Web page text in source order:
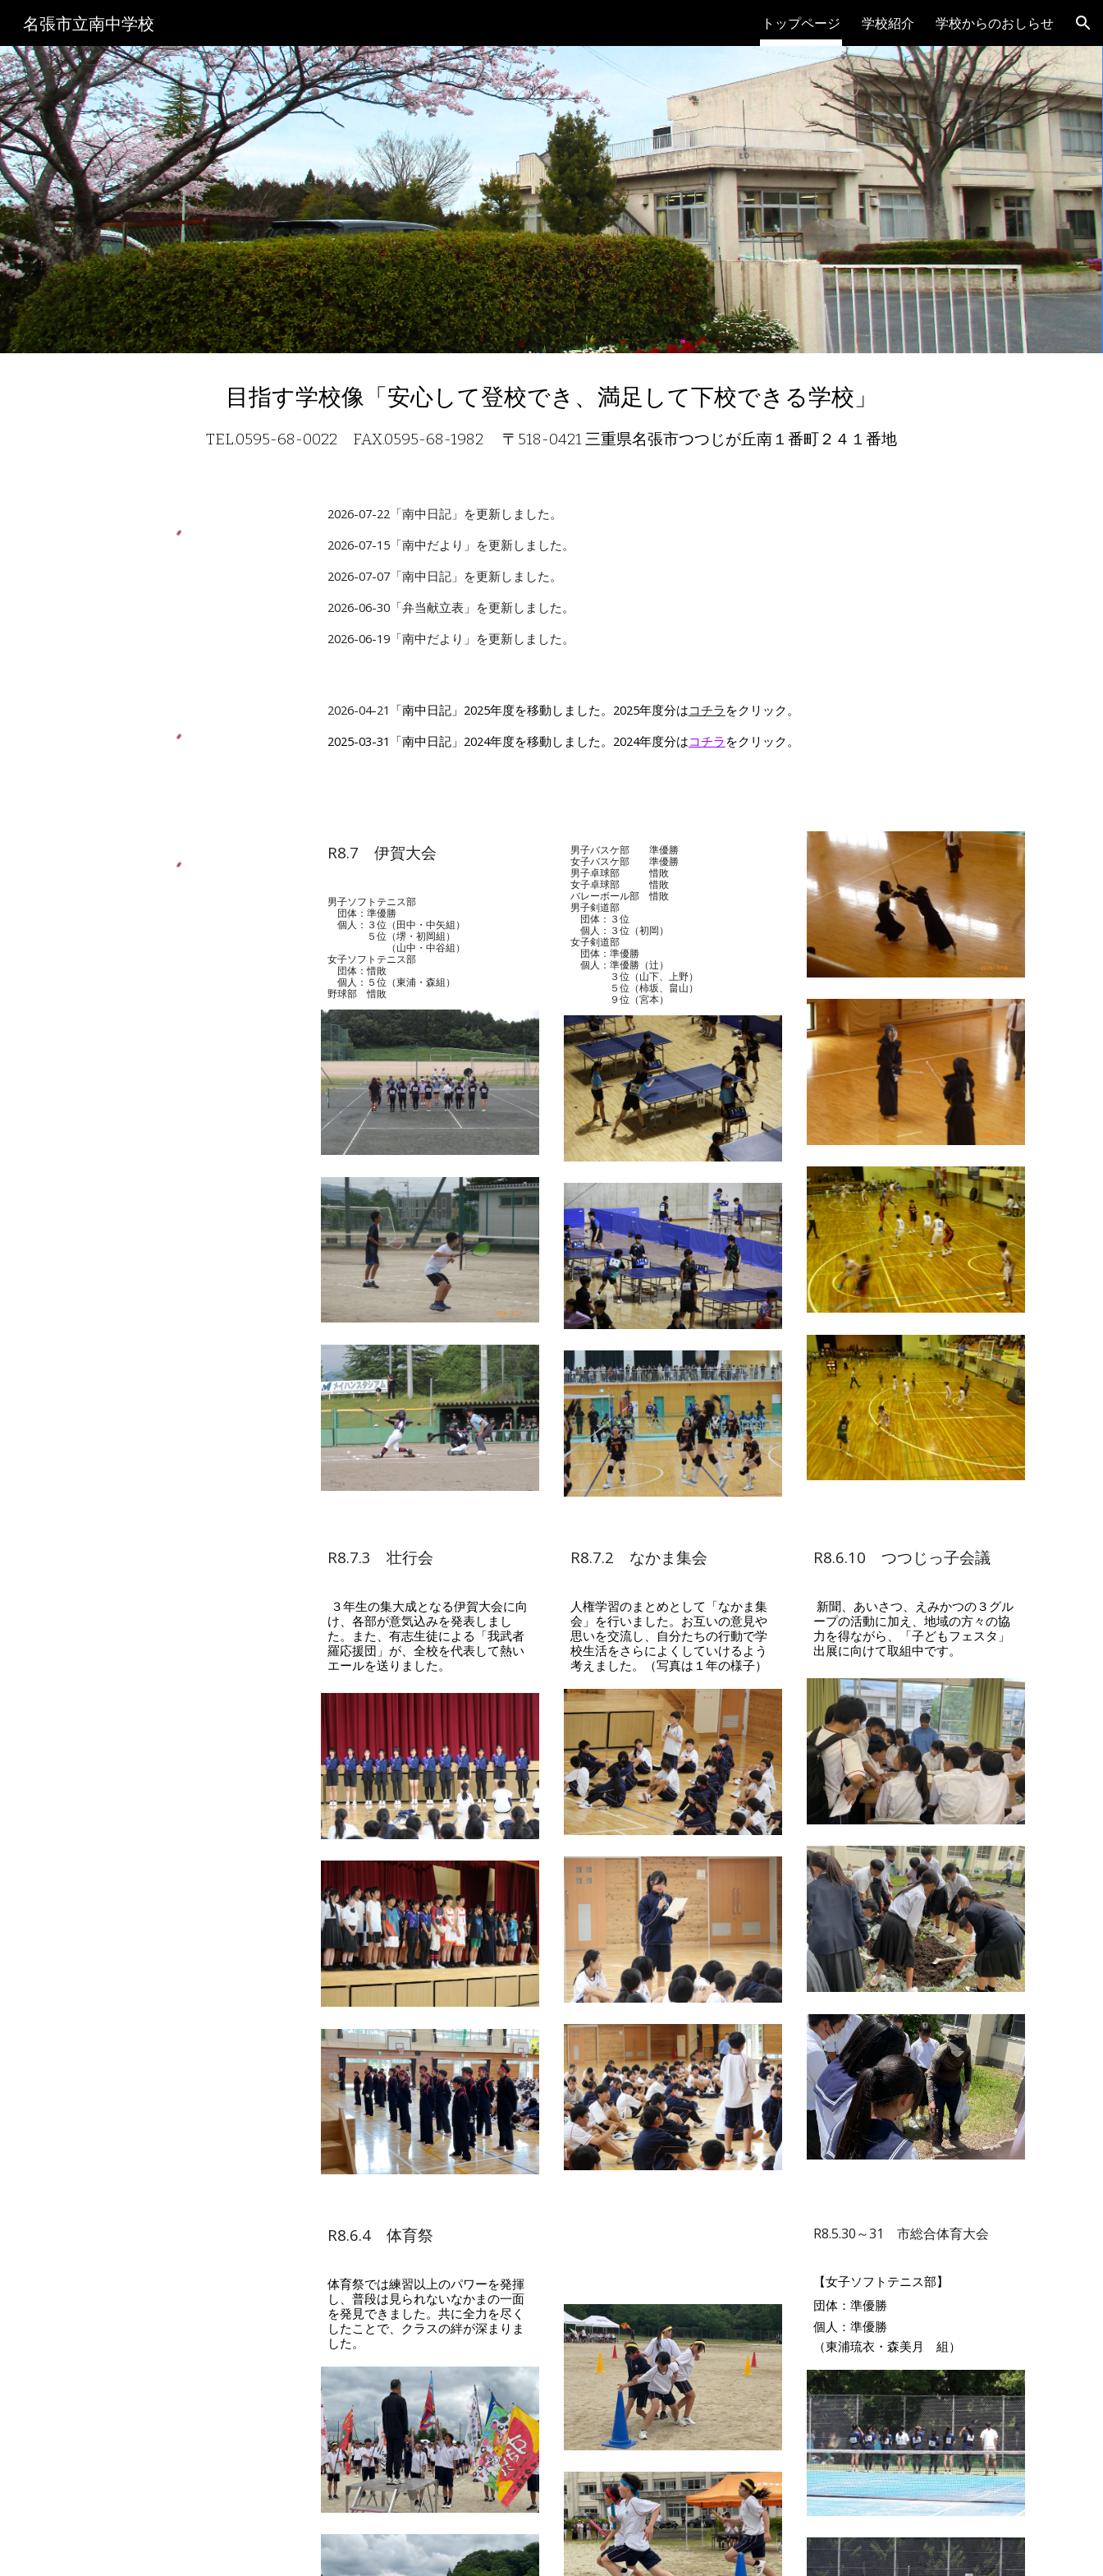
名張市立南中学校 トップページ 学校紹介 学校からのおしらせ
目指す学校像「安心して登校でき、満足して下校できる学校」
TEL.0595-68-0022 FAX.0595-68-1982 〒518-0421 三重県名張市つつじが丘南１番町２４１番地
2026-07-22「南中日記」を更新しました。
2026-07-15「南中だより 」を更新しました。
2026-07-07「南中日記」を更新しました。
2026-06-30「弁当献立表」を更新しました。
2026-06-19「南中だより 」を更新しました。
2026-04-21 「南中日記」2025年度を移動しました。2025年度分はコチラ をクリック。
2025-03-31「南中日記」2024年度を移動しました。2024年度分はコチラ をクリック。
R8.7 伊賀大会
男子ソフトテニス部
団体：準優勝
個人：３位（田中・中矢組）
５位（堺・初岡組）
（山中・中谷組）
女子ソフトテニス部
団体：惜敗
個人：５位（東浦・森組）
野球部 惜敗
男子バスケ部 準優勝
女子バスケ部 準優勝
男子卓球部 惜敗
女子卓球部 惜敗
バレーボール部 惜敗
男子剣道部
団体：３位
個人：３位（初岡）
女子剣道部
団体：準優勝
個人： 準優勝（辻）
３位（山下、上野）
５位（柿坂、畠山）
９位（宮本）
R8.7.3 壮行会
３年生の集大成となる伊賀大会に向
け、各部が意気込みを発表しまし
た。また、有志生徒による「我武者
羅応援団」が、全校を代表して熱い
エールを送りました。
R8.7.2 なかま集会
人権学習のまとめとして「なかま集
会」を行いました。お互いの意見や
思いを交流し、自分たちの行動で学
校生活をさらによくしていけるよう
考えました 。（写真は１年の様子）
R8.6.10 つつじっ子会議
新聞、あいさつ、えみかつの３グル
ープの活動に加え、地域の方々の協
力を得ながら、「子どもフェスタ」
出展に向けて取組中です。
R8.6.4 体育祭
体育祭では練習以上のパワーを発揮
し、普段は見られないなかまの一面
を発見できました。共に全力を尽く
したことで、クラスの絆が深まりま
した。
R8.5.30～31 市総合体育大会
【女子ソフトテニス部】
団体：準優勝
個人：準優勝
（東浦琉衣・森美月 組）